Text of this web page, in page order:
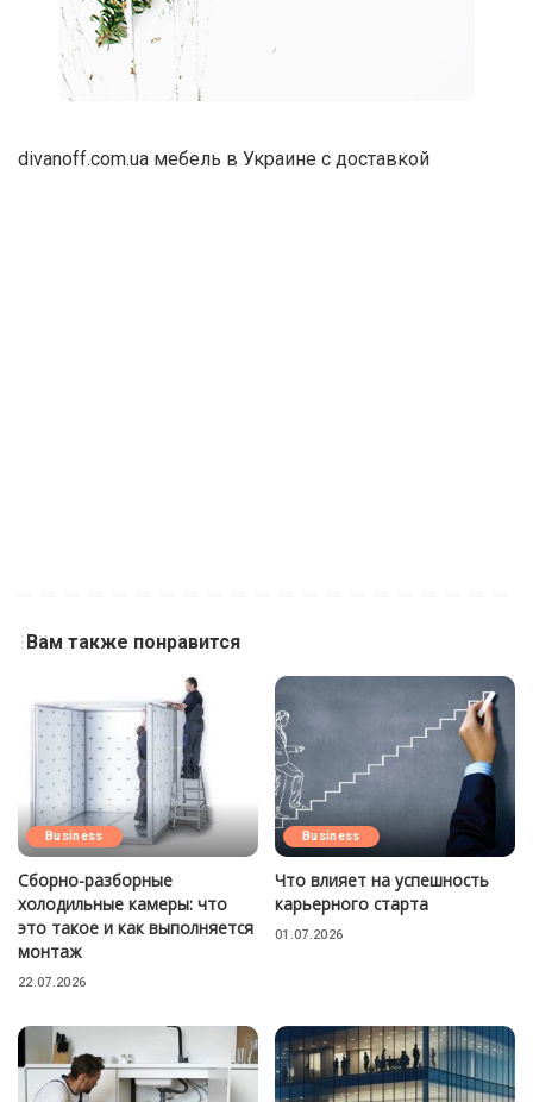
divanoff.com.ua мебель в Украине с доставкой
Вам также понравится
Business
Сборно-разборные
холодильные камеры: что
это такое и как выполняется
монтаж
22.07.2026
Business
Что влияет на успешность
карьерного старта
01.07.2026